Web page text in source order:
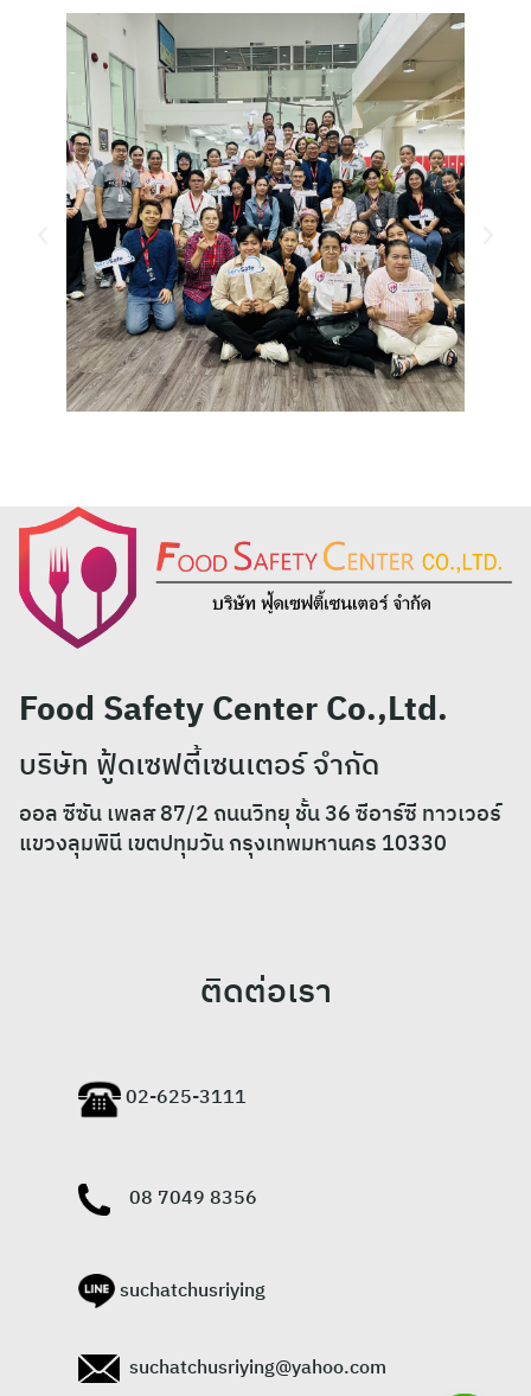
Food Safety Center Co.,Ltd.
บริษัท ฟู้ดเซฟตี้เซนเตอร์ จำกัด
ออล ซีซัน เพลส 87/2 ถนนวิทยุ ชั้น 36 ซีอาร์ซี ทาวเวอร์
แขวงลุมพินี เขตปทุมวัน กรุงเทพมหานคร 10330
ติดต่อเรา
02-625-3111
08 7049 8356
suchatchusriying
suchatchusriying@yahoo.com